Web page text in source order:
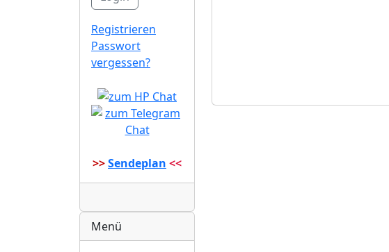
Registrieren
Passwort
vergessen?
>>Sendeplan <<
Menü